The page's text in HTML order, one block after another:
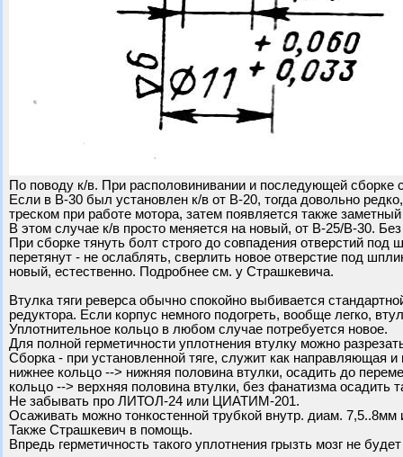
По поводу к/в. При располовинивании и последующей сборке
Если в В-30 был установлен к/в от В-20, тогда довольно
треском при работе мотора, затем появляется также
В этом случае к/в просто меняется на новый, от В-25/В-30.
При сборке тянуть болт строго до совпадения отверстий
перетянут - не ослаблять, сверлить новое отверстие под
новый, естественно. Подробнее см. у Страшкевича.
Втулка тяги реверса обычно спокойно выбивается
редуктора. Если корпус немного подогреть, вообще легко,
Уплотнительное кольцо в любом случае потребуется новое.
Для полной герметичности уплотнения втулку можно
Сборка - при установленной тяге, служит как направляющая
нижнее кольцо --> нижняя половина втулки, осадить до
кольцо --> верхняя половина втулки, без фанатизма
Не забывать про ЛИТОЛ-24 или ЦИАТИМ-201.
Осаживать можно тонкостенной трубкой внутр. диам.
Также Страшкевич в помощь.
Впредь герметичность такого уплотнения грызть мозг не